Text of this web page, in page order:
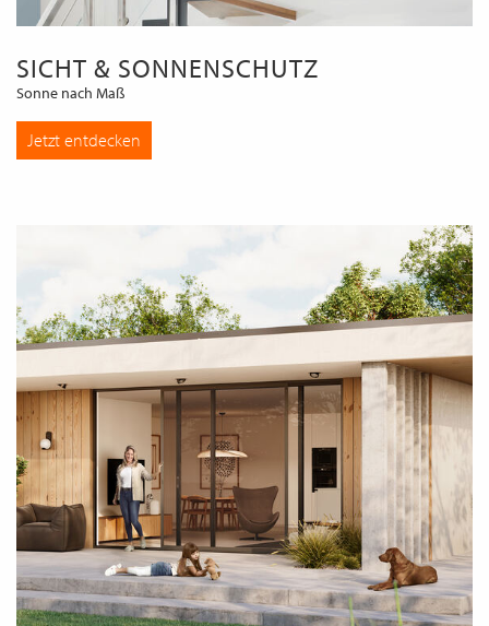
SICHT & SONNENSCHUTZ
Sonne nach Maß
Jetzt entdecken